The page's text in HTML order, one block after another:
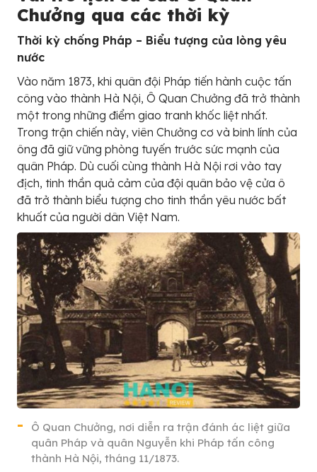
Chưởng qua các thời kỳ
Thời kỳ chống Pháp – Biểu tượng của lòng yêu
nước
Vào năm 1873, khi quân đội Pháp tiến hành cuộc tấn
công vào thành Hà Nội, Ô Quan Chưởng đã trở thành
một trong những điểm giao tranh khốc liệt nhất.
Trong trận chiến này, viên Chưởng cơ và binh lính của
ông đã giữ vững phòng tuyến trước sức mạnh của
quân Pháp. Dù cuối cùng thành Hà Nội rơi vào tay
địch, tinh thần quả cảm của đội quân bảo vệ cửa ô
đã trở thành biểu tượng cho tinh thần yêu nước bất
khuất của người dân Việt Nam.
Ô Quan Chưởng, nơi diễn ra trận đánh ác liệt giữa
quân Pháp và quân Nguyễn khi Pháp tấn công
thành Hà Nội, tháng 11/1873.